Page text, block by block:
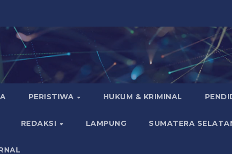
PERISTIWA HUKUM & KRIMINAL
REDAKSI LAMPUNG SUMATERA